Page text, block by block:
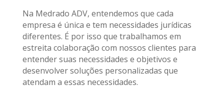
Na Medrado ADV, entendemos que cada
empresa é única e tem necessidades jurídicas
diferentes. É por isso que trabalhamos em
estreita colaboração com nossos clientes para
entender suas necessidades e objetivos e
desenvolver soluções personalizadas que
atendam a essas necessidades.